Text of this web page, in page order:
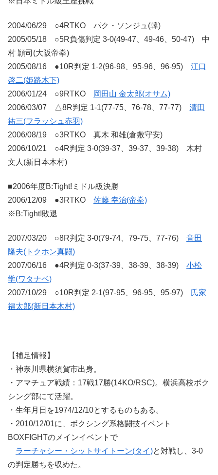
2004/06/29 ○4RTKO パク・ソンジュ(韓)
2005/05/18 ○5R負傷判定 3-0(49-47、49-46、50-47) 中
村 頴司(大阪帝拳)
2005/08/16 ●10R判定 1-2(96-98、95-96、96-95) 江口
啓二(姫路木下)
2006/01/24 ○9RTKO
岡田山 金太郎(オサム)
2006/03/07 △8R判定 1-1(77-75、76-78、77-77) 清田
祐三(フラッシュ赤羽)
2006/08/19 ○3RTKO 真木 和雄(倉敷守安)
2006/10/21 ○4R判定 3-0(39-37、39-37、39-38) 木村
文人(新日本木村)
■2006年度B:Tight!ミドル級決勝
2006/12/09 ●3RTKO 佐藤 幸治(帝拳)
※B:Tight!敗退
2007/03/20 ○8R判定 3-0(79-74、79-75、77-76) 音田
隆夫(トクホン真闘)
2007/06/16 ●4R判定 0-3(37-39、38-39、38-39) 小松
学(ワタナベ)
2007/10/29 ○10R判定 2-1(97-95、96-95、95-97)
氏家
福太郎(新日本木村)
【補足情報】
・神奈川県横須賀市出身。
・アマチュア戦績：17戦17勝(14KO/RSC)。横浜高校ボク
シング部にて活躍。
・生年月日を1974/12/10とするものもある。
・2010/12/01に、ボクシング系格闘技イベント
BOXFIGHTのメインイベントで
ラーチャシー・シットサイトーン(タイ)と対戦し、3-0
の判定勝ちを収めた。